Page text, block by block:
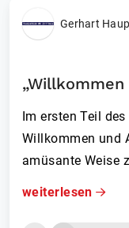
Im ersten Teil
Willkommen und
amüsante Weise
weiterlesen